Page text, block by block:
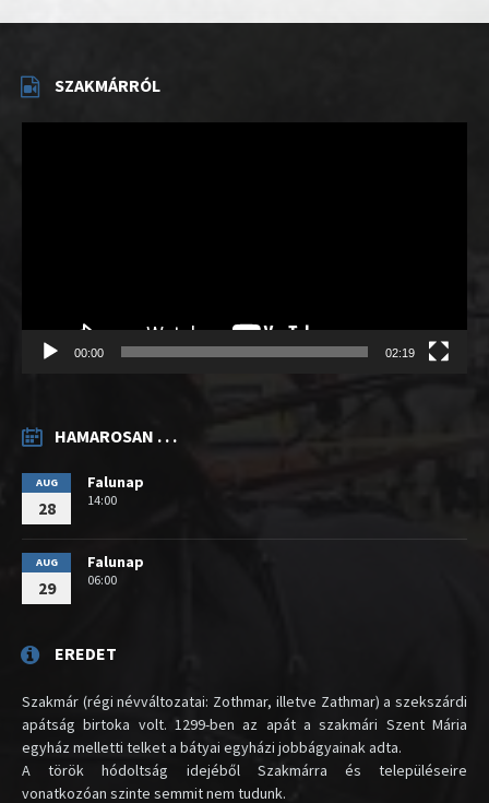
SZAKMÁRRÓL
00:00 02:19
HAMAROSAN . . .
AUG
28
Falunap
14:00
AUG
29
Falunap
06:00
EREDET
Szakmár (régi névváltozatai: Zothmar, illetve Zathmar) a szekszárdi
apátság birtoka volt. 1299-ben az apát a szakmári Szent Mária
egyház melletti telket a bátyai egyházi jobbágyainak adta.
A török hódoltság idejéből Szakmárra és településeire
vonatkozóan szinte semmit nem tudunk.